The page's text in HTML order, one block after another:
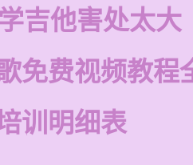
吉他害处太大
免费视频教程
训明细表